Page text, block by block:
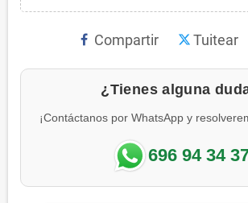
Compartir Tuitear
¿Tienes alguna
¡Contáctanos por WhatsApp y
696 94 34